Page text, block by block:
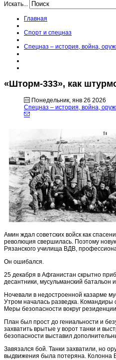
Искать...
Главная
Спорт и спецназ
Спецназ – история, война,
«Шторм-333», как
Понедельник, янв 26 2026
Спецназ – история, война,
Амин ждал советских войск как
революция свершилась. Поэтому
Рязанского училища ВДВ,
Он ошибался.
25 декабря в Афганистан скрытно
десантники, мусульманский
Ночевали в недостроенной казарме
Утром началась разведка. Командиры
Меры безопасности вокруг
План был прост до гениальности и
захватить врытые у ворот танки и
безопасности выставил
Завязался бой. Танки захватили, но
выдвижения была потеряна. Колонна